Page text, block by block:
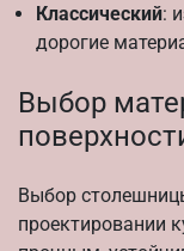
Классический:
дорогие
Выбор
Выбор
проектировании